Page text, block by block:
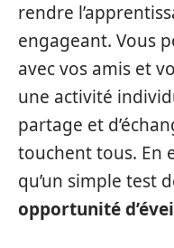
rendre
engageant. Vous
avec vos amis et
une activité
partage et
touchent tous. En
qu’un simple test
opportunité